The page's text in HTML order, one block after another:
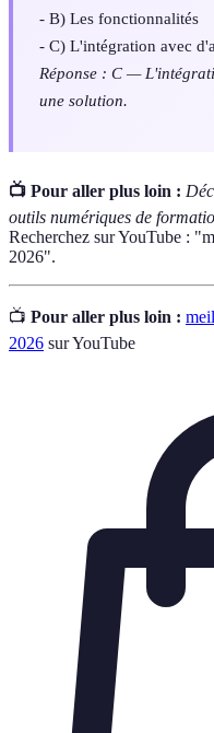
- B) Les fonctionnalités
- C) L'intégration avec
Réponse : C —
une solution.
📺 Pour aller plus loin :
outils numériques de
Recherchez sur YouTube :
2026".
📺 Pour aller plus loin :
2026 sur YouTube